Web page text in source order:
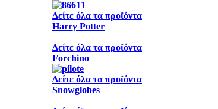
Δείτε όλα τα προϊόντα
Harry Potter
Δείτε όλα τα προϊόντα
Forchino
Δείτε όλα τα προϊόντα
Snowglobes